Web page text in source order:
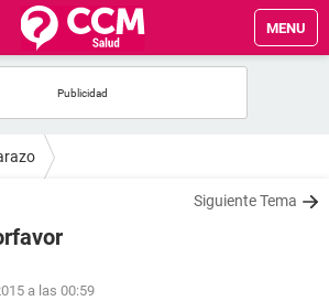
MENU
Siguiente Tema
a las 00:59